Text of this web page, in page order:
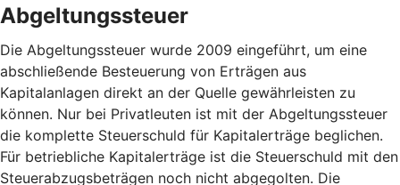
Abgeltungssteuer
Die Abgeltungssteuer wurde 2009 eingeführt, um eine
abschließende Besteuerung von Erträgen aus
Kapitalanlagen direkt an der Quelle gewährleisten zu
können. Nur bei Privatleuten ist mit der Abgeltungssteuer
die komplette Steuerschuld für Kapitalerträge beglichen.
Für betriebliche Kapitalerträge ist die Steuerschuld mit den
Steuerabzugsbeträgen noch nicht abgegolten. Die